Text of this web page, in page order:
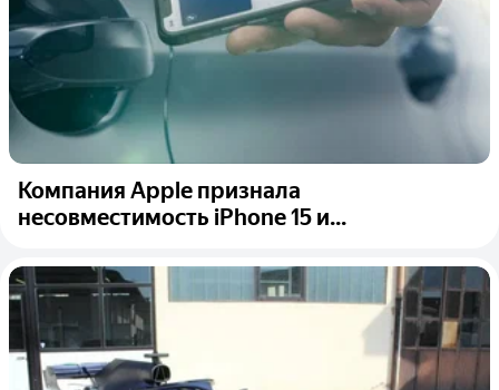
Компания Apple признала
несовместимость iPhone 15 и...